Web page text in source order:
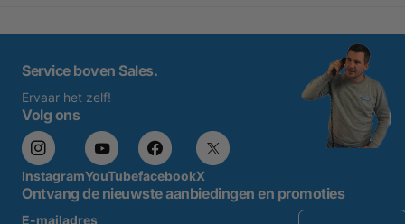
Service boven Sales.
Ervaar het zelf!
Volg ons
InstagramYouTubefacebookX
Ontvang de nieuwste aanbiedingen en promoties
E-mailadres